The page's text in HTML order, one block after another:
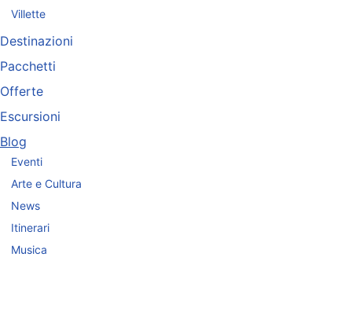
Villette
Destinazioni
Pacchetti
Offerte
Escursioni
Blog
Eventi
Arte e Cultura
News
Itinerari
Musica